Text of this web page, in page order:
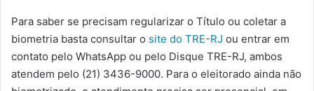
Para saber se precisam regularizar o Título ou coletar a
biometria basta consultar o site do TRE-RJ ou entrar em
contato pelo WhatsApp ou pelo Disque TRE-RJ, ambos
atendem pelo (21) 3436-9000. Para o eleitorado ainda não